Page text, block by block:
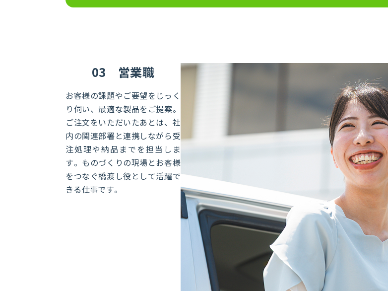
03 営業職
お客様の課題やご要望をじっく
り伺い、最適な製品をご提案。
ご注文をいただいたあとは、社
内の関連部署と連携しながら受
注処理や納品までを担当しま
す。ものづくりの現場とお客様
をつなぐ橋渡し役として活躍で
きる仕事です。